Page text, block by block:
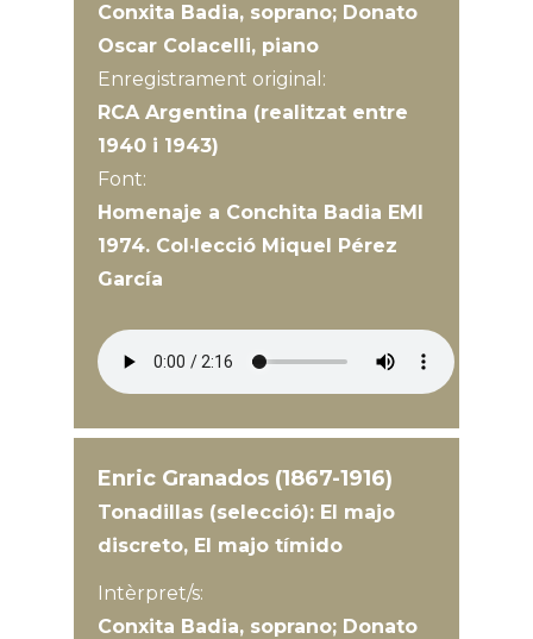
Conxita Badia, soprano; Donato
Oscar Colacelli, piano
Enregistrament original:
RCA Argentina (realitzat entre
1940 i 1943)
Font:
Homenaje a Conchita Badia EMI
1974. Col·lecció Miquel Pérez
García
Enric Granados (1867-1916)
Tonadillas (selecció): El majo
discreto, El majo tímido
Intèrpret/s:
Conxita Badia, soprano; Donato